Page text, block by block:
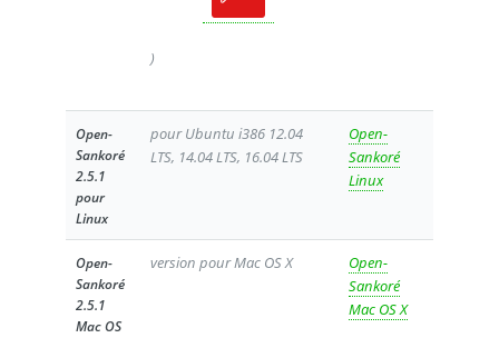
)
Open-
Sankoré
2.5.1
pour
Linux
pour Ubuntu i386 12.04
LTS, 14.04 LTS, 16.04 LTS
Open-
Sankoré
Linux
Open-
Sankoré
2.5.1
Mac OS
version pour Mac OS X
Open-
Sankoré
Mac OS X